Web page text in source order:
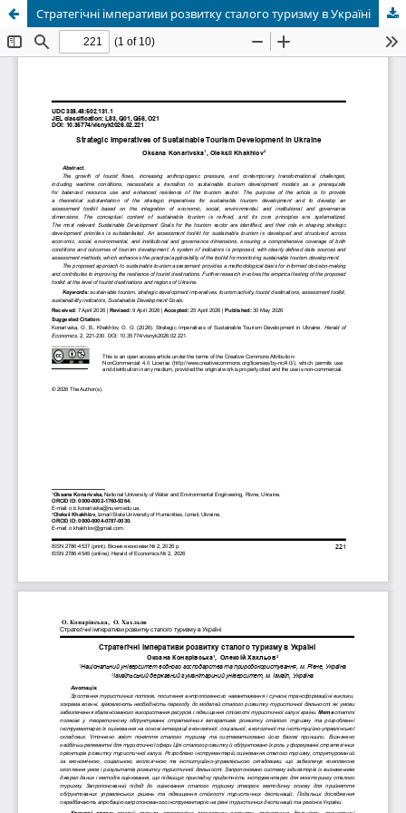
Стратегічні імперативи розвитку сталого туризму в Україні